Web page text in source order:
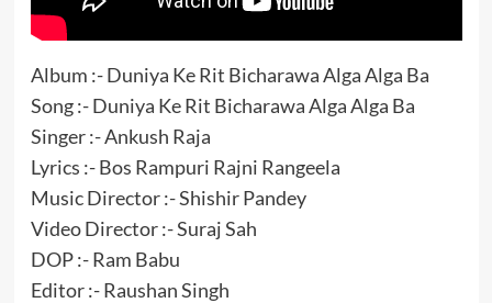
Album :- Duniya Ke Rit Bicharawa Alga Alga Ba
Song :- Duniya Ke Rit Bicharawa Alga Alga Ba
Singer :- Ankush Raja
Lyrics :- Bos Rampuri Rajni Rangeela
Music Director :- Shishir Pandey
Video Director :- Suraj Sah
DOP :- Ram Babu
Editor :- Raushan Singh